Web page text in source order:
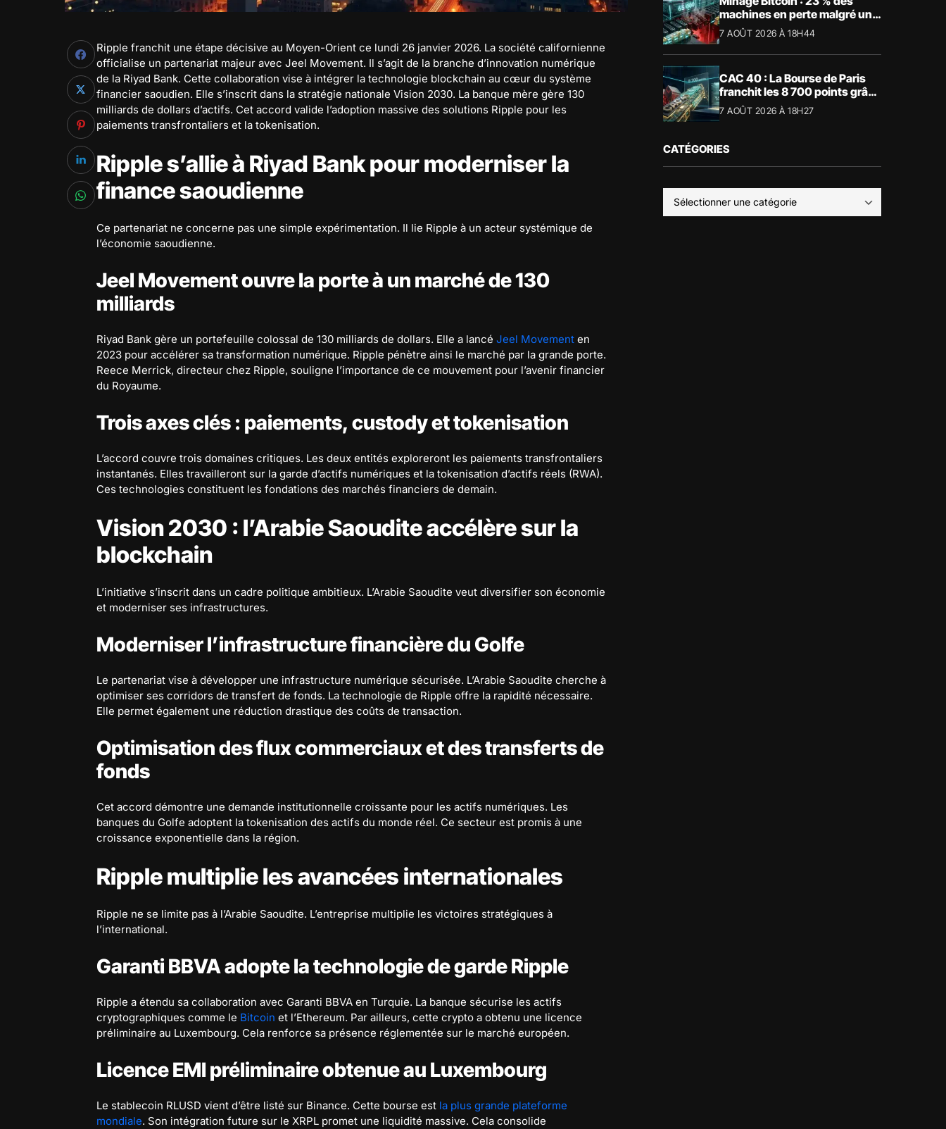
Ripple franchit une étape décisive au Moyen-Orient ce lundi 26 janvier 2026. La société californienne
officialise un partenariat majeur avec Jeel Movement. Il s’agit de la branche d’innovation numérique
de la Riyad Bank. Cette collaboration vise à intégrer la technologie blockchain au cœur du système
financier saoudien. Elle s’inscrit dans la stratégie nationale Vision 2030. La banque mère gère 130
milliards de dollars d’actifs. Cet accord valide l’adoption massive des solutions Ripple pour les
paiements transfrontaliers et la tokenisation.
Ripple s’allie à Riyad Bank pour moderniser la
finance saoudienne
Ce partenariat ne concerne pas une simple expérimentation. Il lie Ripple à un acteur systémique de
l’économie saoudienne.
Jeel Movement ouvre la porte à un marché de 130
milliards
Riyad Bank gère un portefeuille colossal de 130 milliards de dollars. Elle a lancé Jeel Movement en
2023 pour accélérer sa transformation numérique. Ripple pénètre ainsi le marché par la grande porte.
Reece Merrick, directeur chez Ripple, souligne l’importance de ce mouvement pour l’avenir financier
du Royaume.
Trois axes clés : paiements, custody et tokenisation
L’accord couvre trois domaines critiques. Les deux entités exploreront les paiements transfrontaliers
instantanés. Elles travailleront sur la garde d’actifs numériques et la tokenisation d’actifs réels (RWA).
Ces technologies constituent les fondations des marchés financiers de demain.
Vision 2030 : l’Arabie Saoudite accélère sur la
blockchain
L’initiative s’inscrit dans un cadre politique ambitieux. L’Arabie Saoudite veut diversifier son économie
et moderniser ses infrastructures.
Moderniser l’infrastructure financière du Golfe
Le partenariat vise à développer une infrastructure numérique sécurisée. L’Arabie Saoudite cherche à
optimiser ses corridors de transfert de fonds. La technologie de Ripple offre la rapidité nécessaire.
Elle permet également une réduction drastique des coûts de transaction.
Optimisation des flux commerciaux et des transferts de
fonds
Cet accord démontre une demande institutionnelle croissante pour les actifs numériques. Les
banques du Golfe adoptent la tokenisation des actifs du monde réel. Ce secteur est promis à une
croissance exponentielle dans la région.
Ripple multiplie les avancées internationales
Ripple ne se limite pas à l’Arabie Saoudite. L’entreprise multiplie les victoires stratégiques à
l’international.
Garanti BBVA adopte la technologie de garde Ripple
Ripple a étendu sa collaboration avec Garanti BBVA en Turquie. La banque sécurise les actifs
cryptographiques comme le Bitcoin et l’Ethereum. Par ailleurs, cette crypto a obtenu une licence
préliminaire au Luxembourg. Cela renforce sa présence réglementée sur le marché européen.
Licence EMI préliminaire obtenue au Luxembourg
Le stablecoin RLUSD vient d’être listé sur Binance. Cette bourse est la plus grande plateforme
mondiale. Son intégration future sur le XRPL promet une liquidité massive. Cela consolide
machines en perte malgré un
BTC à 65 000 $
7 AOÛT 2026 À 18H44
CAC 40 : La Bourse de Paris
franchit les 8 700 points grâce
à la tech
7 AOÛT 2026 À 18H27
CATÉGORIES